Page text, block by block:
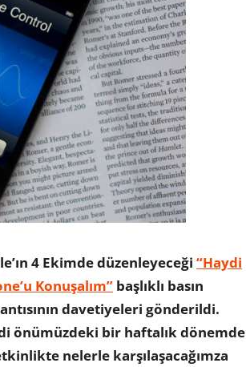
4 Ekimde düzenleyeceği “Haydi
Konuşalım” başlıklı basın
davetiyeleri gönderildi.
önümüzdeki bir haftalık dönemde
nelerle karşılaşacağımza